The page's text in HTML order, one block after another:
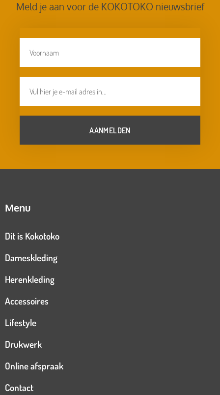
Meld je aan voor de KOKOTOKO nieuwsbrief
AANMELDEN
Menu
Dit is Kokotoko
Dameskleding
Herenkleding
Accessoires
Lifestyle
Drukwerk
Online afspraak
Contact